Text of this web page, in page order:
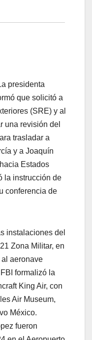
presidenta
que solicitó a
(SRE) y al
una revisión del
trasladar a
y a Joaquín
Estados
la instrucción de
conferencia de
instalaciones del
Zona Militar, en
aeronave
formalizó la
King Air, con
Air Museum,
México.
fueron